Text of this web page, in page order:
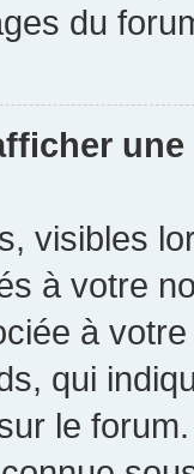
du
visibles
à votre
à
qui
le